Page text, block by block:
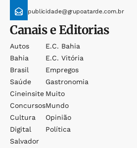
publicidade@grupoatarde.com.br
Canais e Editorias
Autos
Bahia
Brasil
Saúde
Cineinsite
Concursos
Cultura
Digital
Salvador
E.c. Bahia
E.c. Vitória
Empregos
Gastronomia
Muito
Mundo
Opinião
Política